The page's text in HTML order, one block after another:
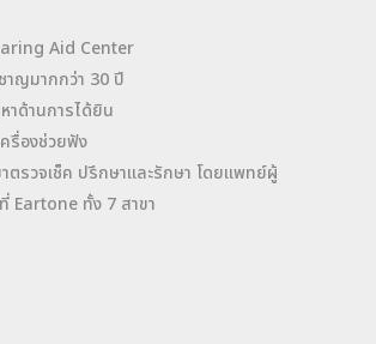
Aid Center
าญมากกว่า 30 ปี
ด้านการได้ยิน
รื่องช่วยฟัง
ตรวจเช็ค ปรึกษาและรักษา โดยแพทย์ผู้
Eartone ทั้ง 7 สาขา